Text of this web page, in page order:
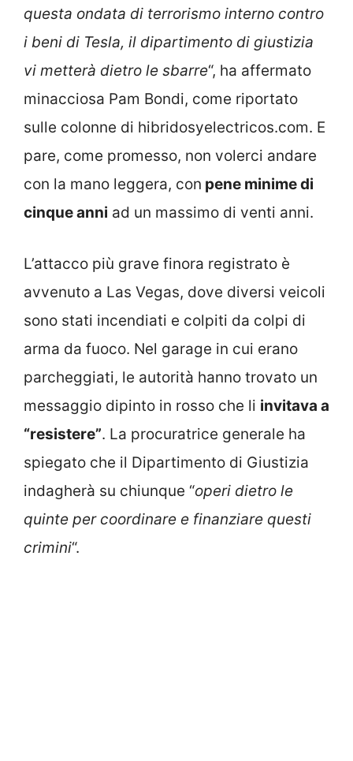
questa ondata di terrorismo interno contro
i beni di Tesla, il dipartimento di giustizia
vi metterà dietro le sbarre“, ha affermato
minacciosa Pam Bondi, come riportato
sulle colonne di hibridosyelectricos.com. E
pare, come promesso, non volerci andare
con la mano leggera, con pene minime di
cinque anni ad un massimo di venti anni.
L’attacco più grave finora registrato è
avvenuto a Las Vegas, dove diversi veicoli
sono stati incendiati e colpiti da colpi di
arma da fuoco. Nel garage in cui erano
parcheggiati, le autorità hanno trovato un
messaggio dipinto in rosso che li invitava a
“resistere”. La procuratrice generale ha
spiegato che il Dipartimento di Giustizia
indagherà su chiunque “operi dietro le
quinte per coordinare e finanziare questi
crimini“.